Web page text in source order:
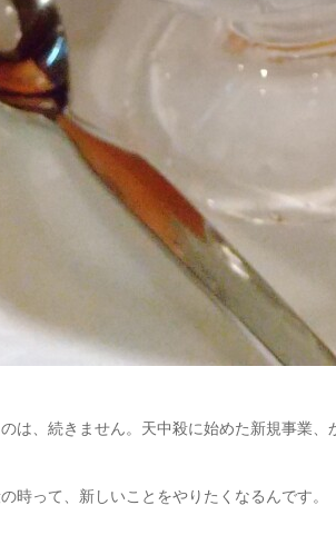
は、続きません。天中殺に始めた新規事業、
時って、新しいことをやりたくなるんです。